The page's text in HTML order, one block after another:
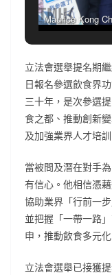
Maurice Kong
Legislative
立法會選舉提名期
日報名參選飲食界
三十年，是次參選
食之都、推動創新
及加強業界人才培訓
當被問及潛在對手
有信心。他相信憑
協助業界「行前一
並把握「一帶一路
申，推動飲食多元
立法會選舉已接獲